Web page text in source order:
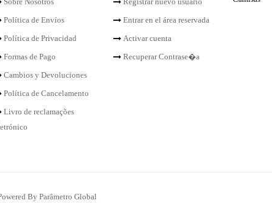
Política de Envíos
Política de Privacidad
Formas de Pago
Cambios y Devoluciones
Política de Cancelamento
Livro de reclamações
Entrar en el área reservada
Activar cuenta
Recuperar Contrase�a
ByParâmetro Global